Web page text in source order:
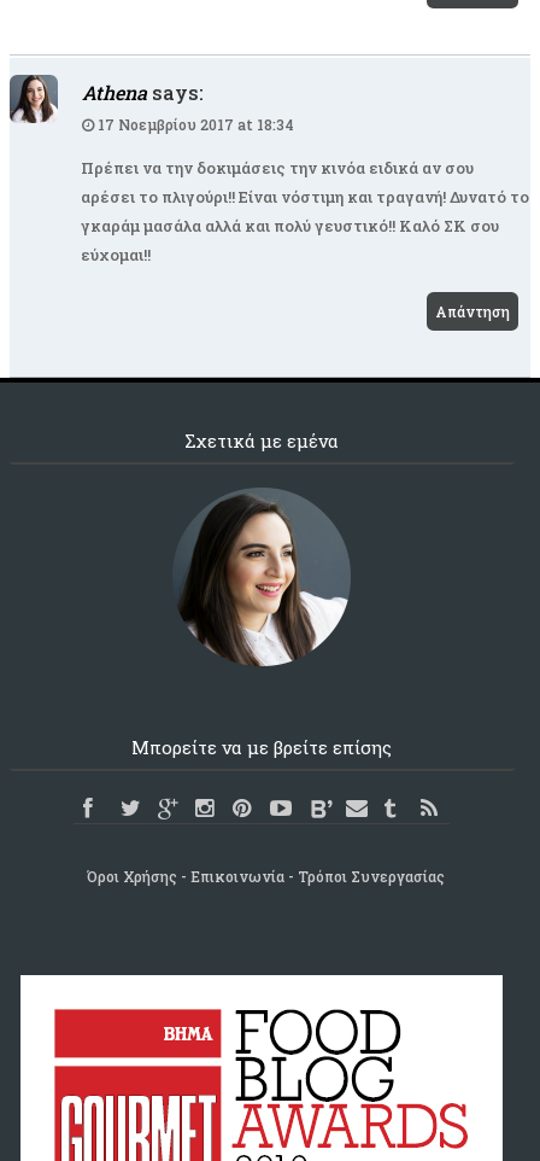
Athena says:
17 Νοεμβρίου 2017 at 18:34
Πρέπει να την δοκιμάσεις την κινόα ειδικά αν σου
αρέσει το πλιγούρι!! Είναι νόστιμη και τραγανή! Δυνατό το
γκαράμ μασάλα αλλά και πολύ γευστικό!! Καλό ΣΚ σου
εύχομαι!!
Απάντηση
Σχετικά με εμένα
Μπορείτε να με βρείτε επίσης
Όροι Χρήσης Επικοινωνία Τρόποι Συνεργασίας